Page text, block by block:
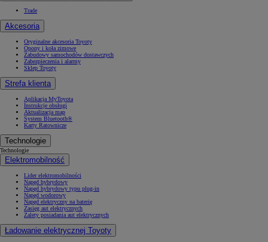
Trade
Akcesoria
Oryginalne akcesoria Toyoty
Opony i koła zimowe
Zabudowy samochodów dostawczych
Zabezpieczenia i alarmy
Sklep Toyoty
Strefa klienta
Aplikacja MyToyota
Instrukcje obsługi
Aktualizacja map
System Bluetooth®
Karty Ratownicze
Technologie
Technologie
Elektromobilność
Lider elektromobilności
Napęd hybrydowy
Napęd hybrydowy typu plug-in
Napęd wodorowy
Napęd elektryczny na baterię
Zasięg aut elektrycznych
Zalety posiadania aut elektrycznych
Ładowanie elektrycznej Toyoty